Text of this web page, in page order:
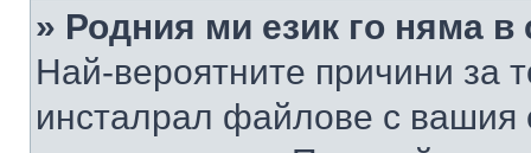
» Родния ми език го няма в
Най-вероятните причини за
инсталрал файлове с вашия